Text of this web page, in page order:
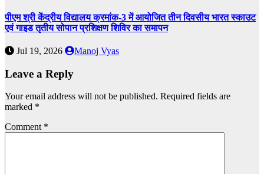
पीएम श्री केंद्रीय विद्यालय क्रमांक-3 में आयोजित तीन दिवसीय भारत स्काउट
एवं गाइड तृतीय सोपान प्रशिक्षण शिविर का समापन
Jul 19, 2026 Manoj Vyas
Leave a Reply
Your email address will not be published. Required fields are
marked *
Comment *